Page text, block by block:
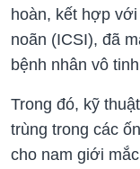
hoàn, kết hợp
noãn (ICSI), đã
bệnh nhân vô
Trong đó, kỹ
trùng trong các
cho nam giới